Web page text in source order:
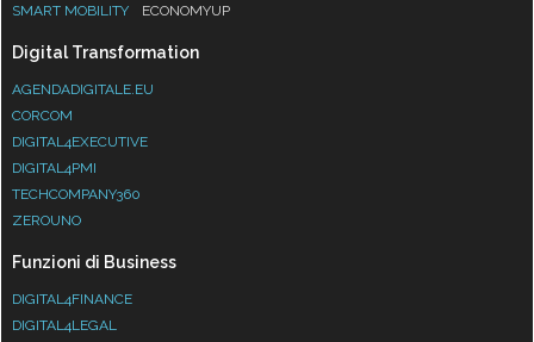
SMART MOBILITY
ECONOMYUP
Digital Transformation
AGENDADIGITALE.EU
CORCOM
DIGITAL4EXECUTIVE
DIGITAL4PMI
TECHCOMPANY360
ZEROUNO
Funzioni di Business
DIGITAL4FINANCE
DIGITAL4LEGAL